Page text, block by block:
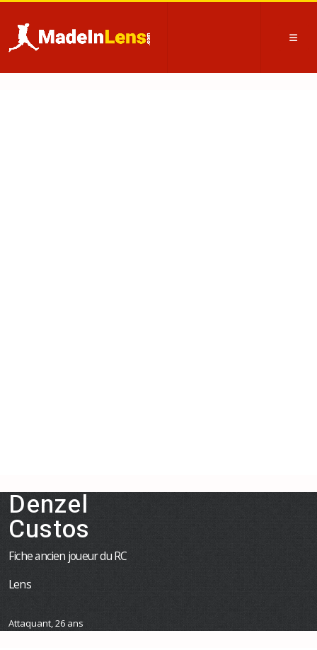
Denzel
Custos
Fiche ancien joueur du RC
Lens
Attaquant, 26 ans